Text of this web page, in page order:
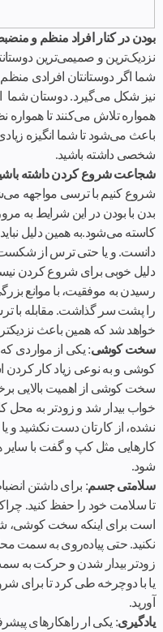
بودن در کنار افراد منظم و
نزدیک‌ترین و صمیمی‌ترین
شما اگر دوستانتان افرادی منظم
نیز شکل می‌گیرد. دوستان
همواره تلاش می‌کنند تا
باعث می‌شود تا شما انگیزه
شخصی داشته باشید.
شجاعت شروع کردن داشته
شروع کنیم با ترسی مواجهه
بدن با بودن در این شرایط به
کاسته می‌شود.به همین دلیل
دانست. و یا حتی ترس از
دلیل خوبی برای شروع کردن
رسیدن به موفقیت، با موانع
را پشت سر گذاشت. مقابله با
خواهد شد که همین باعث
سخت کوشی: یکی از مواردی
کوشی و به نوعی زیاد کار
سخت کوشی از اهمیت بالایی
خواب بیدار شد و زودتر به محل
نشده، از کارتان دست نکشید و یا
کارهایی مثل کپ و گفت با سایر
شود.
سلامتی جسم: برای داشتن
تا سلامت خود را حفظ کنید.
است برای اینکه سخت کوشی‌،
نکنید. حتی پیاده‌روی به سمت
زودتر بیدار شدن و حرکت به
یا با دوچرخه طی کرد تا برای
آورید.
یادگیری: یکی ار راهکارهای